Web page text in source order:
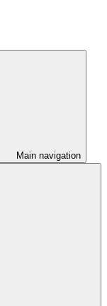
Main navigation